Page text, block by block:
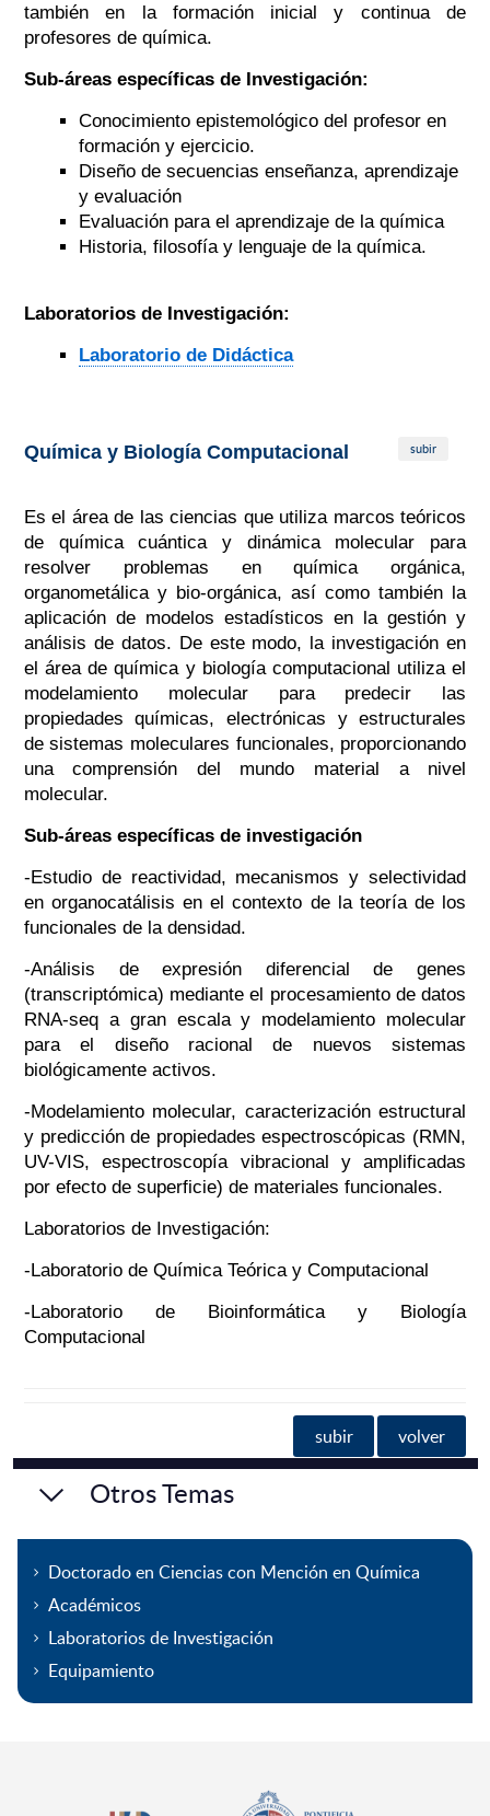
también en la formación inicial y continua de
profesores de química.
Sub-áreas específicas de Investigación:
Conocimiento epistemológico del profesor en
formación y ejercicio.
Diseño de secuencias enseñanza, aprendizaje
y evaluación
Evaluación para el aprendizaje de la química
Historia, filosofía y lenguaje de la química.
Laboratorios de Investigación:
Laboratorio de Didáctica
Química y Biología Computacional subir
Es el área de las ciencias que utiliza marcos teóricos
de química cuántica y dinámica molecular para
resolver problemas en química orgánica,
organometálica y bio-orgánica, así como también la
aplicación de modelos estadísticos en la gestión y
análisis de datos. De este modo, la investigación en
el área de química y biología computacional utiliza el
modelamiento molecular para predecir las
propiedades químicas, electrónicas y estructurales
de sistemas moleculares funcionales, proporcionando
una comprensión del mundo material a nivel
molecular.
Sub-áreas específicas de investigación
-Estudio de reactividad, mecanismos y selectividad
en organocatálisis en el contexto de la teoría de los
funcionales de la densidad.
-Análisis de expresión diferencial de genes
(transcriptómica) mediante el procesamiento de datos
RNA-seq a gran escala y modelamiento molecular
para el diseño racional de nuevos sistemas
biológicamente activos.
-Modelamiento molecular, caracterización estructural
y predicción de propiedades espectroscópicas (RMN,
UV-VIS, espectroscopía vibracional y amplificadas
por efecto de superficie) de materiales funcionales.
Laboratorios de Investigación:
-Laboratorio de Química Teórica y Computacional
-Laboratorio de Bioinformática y Biología
Computacional
subir volver
Otros Temas
Doctorado en Ciencias con Mención en Química
Académicos
Laboratorios de Investigación
Equipamiento